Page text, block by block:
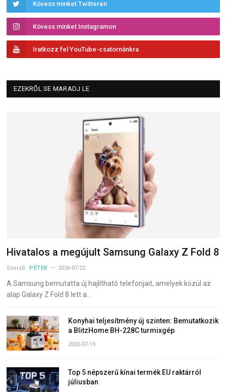
Kövess minket Twitteren
Kövess minket Instagramon
Iratkozz fel YouTube-csatornánkra
EZEKRŐL SE MARADJ LE
Hivatalos a megújult Samsung Galaxy Z Fold 8
Szerző: PÉTER 2026-07-22
A Samsung bemutatta új hajlítható telefonjait, amelyek közül az
alap Galaxy Z Fold 8 lett a…
Konyhai teljesítmény új szinten: Bemutatkozik
a BlitzHome BH-228C turmixgép
2026-07-19
Top 5 népszerű kínai termék EU raktárról
júliusban